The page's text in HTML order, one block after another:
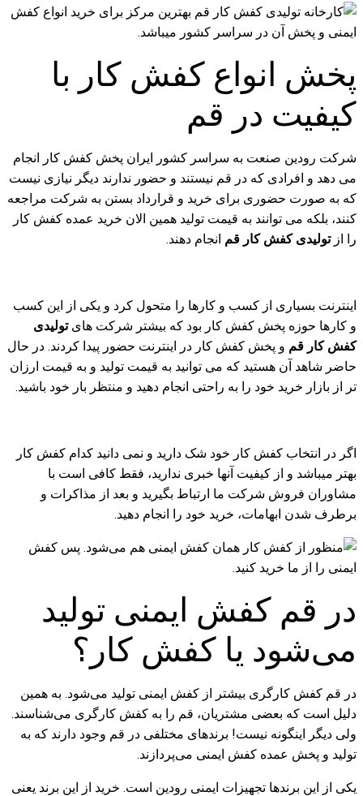
پخش انواع کفش کار با
کیفیت در قم
شرکت رودین صنعت به سراسر کشور ایران پخش کفش کار انجام
می دهد و افرادی که در قم نیستند و حضور ندارند دیگر نیازی نیست
که به صورت حضوری برای خرید و قرارداد بستن به شرکت مراجعه
کنند، بلکه می توانند به قیمت تولید همین الان خرید عمده کفش کار
را ازتولیدی کفش کار قم انجام دهند.
اینترنت بسیاری از کسب و کارها را متحول کرد و یکی از این کسب
و کارها حوزه پخش کفش کار بود که بیشتر شرکت‌ هایتولیدی
کفش کار قم و پخش کفش کار در اینترنت حضور پیدا کردند. در حال
حاضر شاهد آن هستید که می توانید به قیمت تولید و به قیمت ارزان
تر از بازار خرید خود را به راحتی انجام دهید و منتظر بار خود باشید.
اگر در انتخاب کفش کار خود شک دارید و نمی دانید کدام کفش کار
بهتر میباشد و از کیفیت آنها خبری ندارید، فقط کافی است با
مشاوران فروش شرکت ما ارتباط بگیرید و بعد از مذاکرات و
برطرف شدن ابهامات، خرید خود را انجام دهید.
در قم کفش ایمنی تولید
می‌شود یا کفش کار؟
در قم کفش کارگری بیشتر از کفش ایمنی تولید می‌شود. به همین
دلیل است که بعضی مشتریان، قم را به کفش کارگری می‌شناسند.
ولی دیگر اینگونه نیست! برندهای مختلفی در قم وجود دارند که به
تولید و پخش عمده کفش ایمنی می‌پردازند.
یکی از این برندها تجهیزات ایمنی رودین است. خرید از این برند یعنی